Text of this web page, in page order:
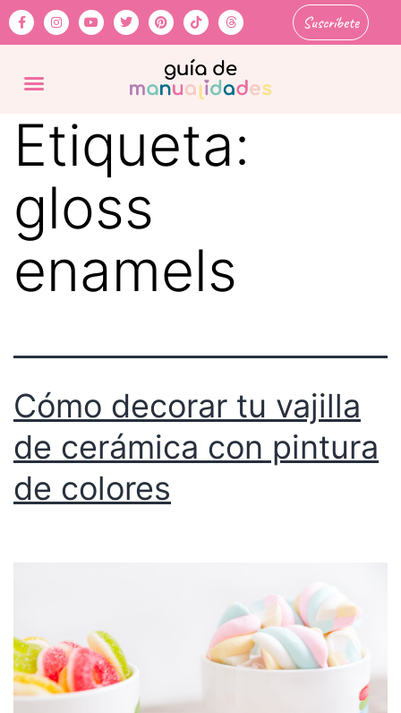
Suscríbete
Etiqueta:
gloss
enamels
Cómo decorar tu vajilla
de cerámica con pintura
de colores